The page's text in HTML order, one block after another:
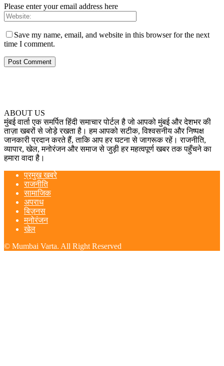
Please enter your email address here
Save my name, email, and website in this browser for the next
time I comment.
ABOUT US
मुंबई वार्ता एक समर्पित हिंदी समाचार पोर्टल है जो आपको मुंबई और देशभर की
ताज़ा खबरों से जोड़े रखता है। हम आपको सटीक, विश्वसनीय और निष्पक्ष
जानकारी प्रदान करते हैं, ताकि आप हर घटना से जागरूक रहें। राजनीति,
व्यापार, खेल, मनोरंजन और समाज से जुड़ी हर महत्वपूर्ण खबर तक पहुँचने का
हमारा वादा है।
प्रमुख खबरे
राजनीति
सामाजिक
अपराध
बिज़नस
मनोरंजन
खेल
© Mumbai Varta. All Right Reserved